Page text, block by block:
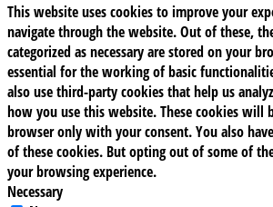
This website uses cookies to improve your
navigate through the website. Out of these,
categorized as necessary are stored on your
essential for the working of basic
also use third-party cookies that help us
how you use this website. These cookies will
browser only with your consent. You also
of these cookies. But opting out of some of
your browsing experience.
Necessary